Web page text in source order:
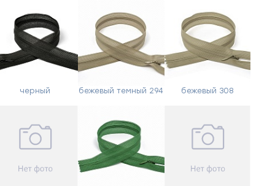
черный бежевый темный 294 бежевый 308